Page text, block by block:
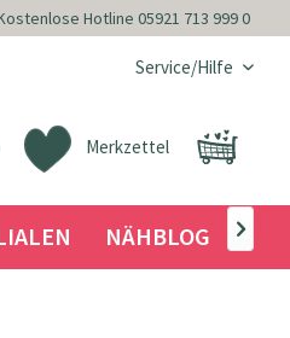
Hotline 05921 713 999 0
Service/Hilfe
Merkzettel
NÄHBLOG 